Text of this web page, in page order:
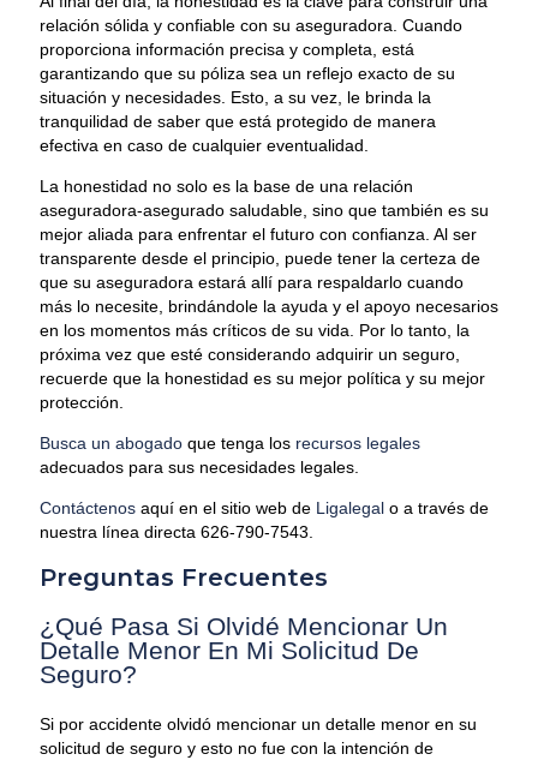
relación sólida y confiable con su aseguradora. Cuando
proporciona información precisa y completa, está
garantizando que su póliza sea un reflejo exacto de su
situación y necesidades. Esto, a su vez, le brinda la
tranquilidad de saber que está protegido de manera
efectiva en caso de cualquier eventualidad.
La honestidad no solo es la base de una relación
aseguradora-asegurado saludable, sino que también es su
mejor aliada para enfrentar el futuro con confianza. Al ser
transparente desde el principio, puede tener la certeza de
que su aseguradora estará allí para respaldarlo cuando
más lo necesite, brindándole la ayuda y el apoyo necesarios
en los momentos más críticos de su vida. Por lo tanto, la
próxima vez que esté considerando adquirir un seguro,
recuerde que la honestidad es su mejor política y su mejor
protección.
Busca un abogado que tenga los recursos legales
adecuados para sus necesidades legales.
Contáctenos aquí en el sitio web de Ligalegal o a través de
nuestra línea directa 626-790-7543.
Preguntas Frecuentes
¿Qué Pasa Si Olvidé Mencionar Un
Detalle Menor En Mi Solicitud De
Seguro?
Si por accidente olvidó mencionar un detalle menor en su
solicitud de seguro y esto no fue con la intención de